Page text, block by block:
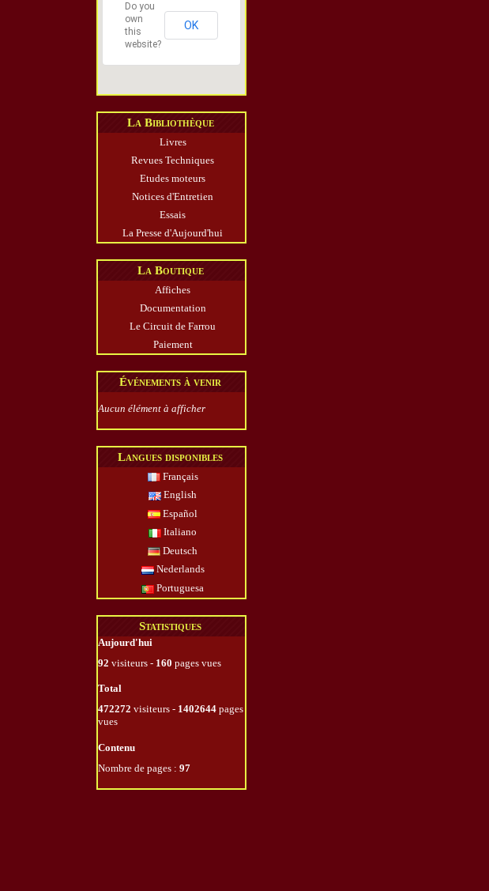
Do you
own
this
website?
OK
La Bibliothèque
Livres
Revues Techniques
Etudes moteurs
Notices d'Entretien
Essais
La Presse d'Aujourd'hui
La Boutique
Affiches
Documentation
Le Circuit de Farrou
Paiement
Événements à venir
Aucun élément à afficher
Langues disponibles
Français
English
Español
Italiano
Deutsch
Nederlands
Portuguesa
Statistiques
Aujourd'hui
92 visiteurs - 160 pages vues
Total
472272 visiteurs - 1402644 pages
vues
Contenu
Nombre de pages : 97